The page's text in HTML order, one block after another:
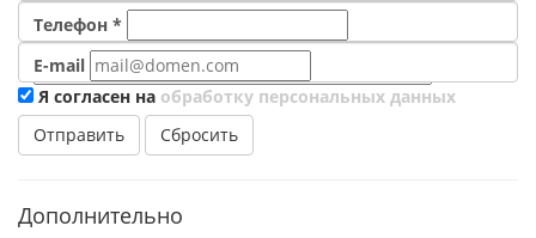
Телефон *
E-mail
Я согласен на обработку персональных данных
Сбросить
Дополнительно